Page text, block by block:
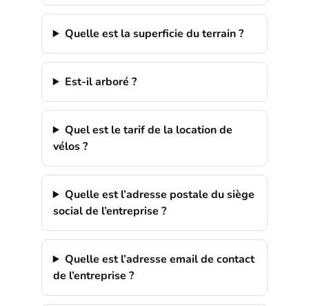
Quelle est la superficie du terrain ?
Est-il arboré ?
Quel est le tarif de la location de
vélos ?
Quelle est l’adresse postale du siège
social de l’entreprise ?
Quelle est l’adresse email de contact
de l’entreprise ?